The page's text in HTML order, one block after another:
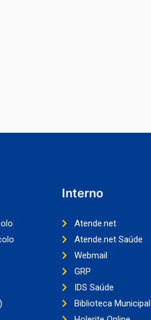
Interno
Atende.net
Atende.net Saúde
Webmail
GRP
IDS Saúde
Biblioteca Municipal